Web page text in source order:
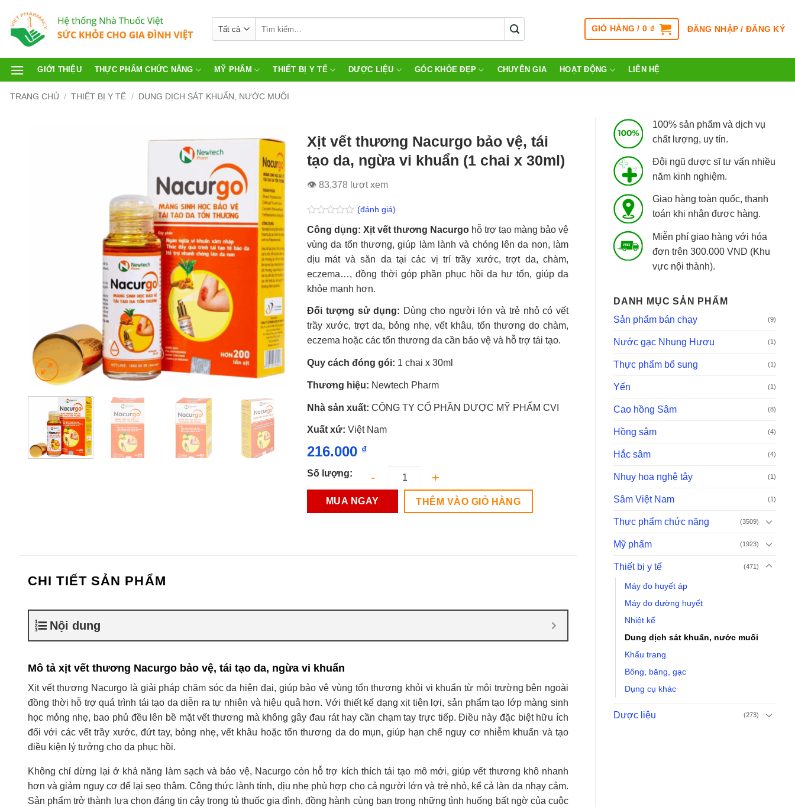
GIỎ HÀNG /0 ₫ ĐĂNG NHẬP / ĐĂNG KÝ
GIỚI THIỆU THỰC PHẨM CHỨC NĂNG MỸ PHẨM THIẾT BỊ Y TẾ DƯỢC LIỆU GÓC KHỎE ĐẸP CHUYÊN GIA HOẠT ĐỘNG LIÊN HỆ
TRANG CHỦ / THIẾT BỊ Y TẾ / DUNG DỊCH SÁT KHUẨN, NƯỚC MUỐI
100% sản phẩm và dịch vụ
chất lượng, uy tín.
Đội ngũ dược sĩ tư vấn nhiều
năm kinh nghiệm.
Giao hàng toàn quốc, thanh
toán khi nhận được hàng.
Miễn phí giao hàng với hóa
đơn trên 300.000 VND (Khu
vực nội thành).
DANH MỤC SẢN PHẨM
Sản phẩm bán chạy
(9)
Nước gạc Nhung Hươu (1)
Thực phẩm bổ sung (1)
Yến (1)
Cao hồng Sâm (8)
Hồng sâm (4)
Hắc sâm (4)
Nhụy hoa nghệ tây (1)
Sâm Việt Nam (1)
Thực phẩm chức năng (3509)
Mỹ phẩm (1923)
Thiết bị y tế (471)
Máy đo huyết áp
Máy đo đường huyết
Nhiệt kế
Dung dịch sát khuẩn, nước muối
Khẩu trang
Bông, băng, gạc
Dụng cụ khác
Dược liệu (273)
Xịt vết thương Nacurgo bảo vệ, tái
tạo da, ngừa vi khuẩn (1 chai x 30ml)
👁 83,378 lượt xem
Được
xếp
hạng
5
sao
(đánh giá)
Công dụng: Xịt vết thương Nacurgo hỗ trợ tạo màng bảo vệ
vùng da tổn thương, giúp làm lành và chóng lên da non, làm
dịu mát và săn da tại các vị trí trầy xước, trợt da, chàm,
eczema…, đồng thời góp phần phục hồi da hư tổn, giúp da
khỏe mạnh hơn.
Đối tượng sử dụng: Dùng cho người lớn và trẻ nhỏ có vết
trầy xước, trợt da, bỏng nhẹ, vết khâu, tổn thương do chàm,
eczema hoặc các tổn thương da cần bảo vệ và hỗ trợ tái tạo.
Quy cách đóng gói: 1 chai x 30ml
Thương hiệu: Newtech Pharm
Nhà sản xuất: CÔNG TY CỔ PHẦN DƯỢC MỸ PHẨM CVI
Xuất xứ: Việt Nam
216.000 ₫
Số lượng:
MUA NGAY THÊM VÀO GIỎ HÀNG
CHI TIẾT SẢN PHẨM
Nội dung
Mô tả xịt vết thương Nacurgo bảo vệ, tái tạo da, ngừa vi khuẩn
Xịt vết thương Nacurgo là giải pháp chăm sóc da hiện đại, giúp bảo vệ vùng tổn thương khỏi vi khuẩn từ môi trường bên ngoài
đồng thời hỗ trợ quá trình tái tạo da diễn ra tự nhiên và hiệu quả hơn. Với thiết kế dạng xịt tiện lợi, sản phẩm tạo lớp màng sinh
học mỏng nhẹ, bao phủ đều lên bề mặt vết thương mà không gây đau rát hay cần chạm tay trực tiếp. Điều này đặc biệt hữu ích
đối với các vết trầy xước, đứt tay, bỏng nhẹ, vết khâu hoặc tổn thương da do mụn, giúp hạn chế nguy cơ nhiễm khuẩn và tạo
điều kiện lý tưởng cho da phục hồi.
Không chỉ dừng lại ở khả năng làm sạch và bảo vệ, Nacurgo còn hỗ trợ kích thích tái tạo mô mới, giúp vết thương khô nhanh
hơn và giảm nguy cơ để lại sẹo thâm. Công thức lành tính, dịu nhẹ phù hợp cho cả người lớn và trẻ nhỏ, kể cả làn da nhạy cảm.
Sản phẩm trở thành lựa chọn đáng tin cậy trong tủ thuốc gia đình, đồng hành cùng bạn trong những tình huống bất ngờ của cuộc